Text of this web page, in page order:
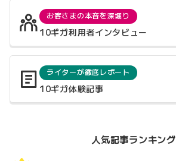
お客さまの本音を深堀り
10ギガ利用者インタビュー
ライターが徹底レポート
10ギガ体験記事
人気記事ランキング